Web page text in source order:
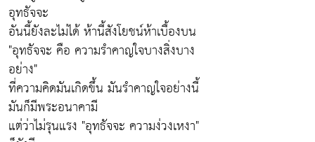
อุทธัจจะ
อันนี้ยังละไม่ได้ ห้านี้สังโยชน์ห้าเบื้องบน
"อุทธัจจะ คือ ความรำคาญใจบางสิ่งบาง
อย่าง"
ที่ความคิดมันเกิดขึ้น มันรำคาญใจอย่างนี้
มันก็มีพระอนาคามี
แต่ว่าไม่รุนแรง "อุทธัจจะ ความง่วงเหงา"